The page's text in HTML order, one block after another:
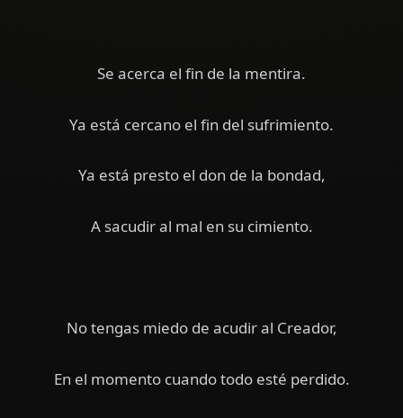
Se acerca el fin de la mentira.
Ya está cercano el fin del sufrimiento.
Ya está presto el don de la bondad,
A sacudir al mal en su cimiento.
No tengas miedo de acudir al Creador,
En el momento cuando todo esté perdido.